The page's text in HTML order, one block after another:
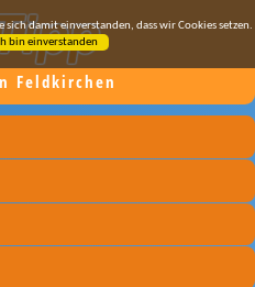
damit einverstanden, dass wir Cookies setzen.
bin einverstanden
Feldkirchen